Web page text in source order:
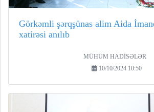
Görkəmli şərqşünas alim Aida
xatirəsi anılıb
MÜHÜM HADİSƏLƏR
10/10/2024 10:50